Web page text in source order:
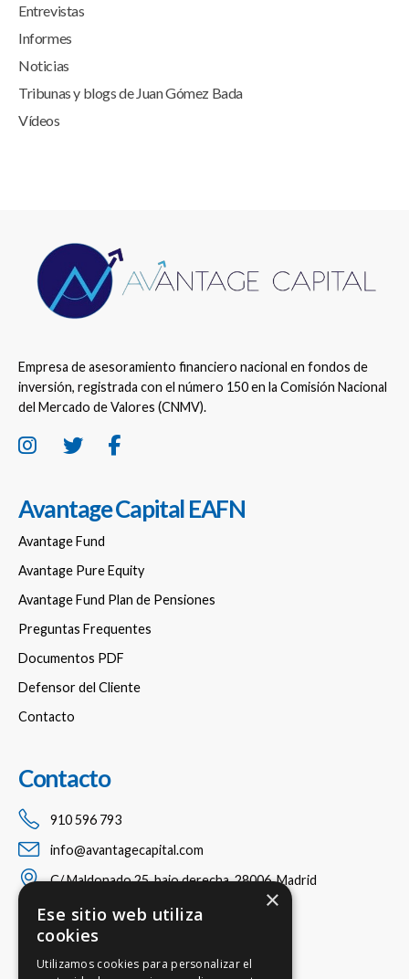
Entrevistas
Informes
Noticias
Tribunas y blogs de Juan Gómez Bada
Vídeos
Empresa de asesoramiento financiero nacional en fondos de
inversión, registrada con el número 150 en la Comisión Nacional
del Mercado de Valores (CNMV).
Avantage Capital EAFN
Avantage Fund
Avantage Pure Equity
Avantage Fund Plan de Pensiones
Preguntas Frequentes
Documentos PDF
Defensor del Cliente
Contacto
Contacto
910 596 793
info@avantagecapital.com
C/ Maldonado 25, bajo derecha, 28006, Madrid
×
Ese sitio web utiliza
cookies
Utilizamos cookies para personalizar el